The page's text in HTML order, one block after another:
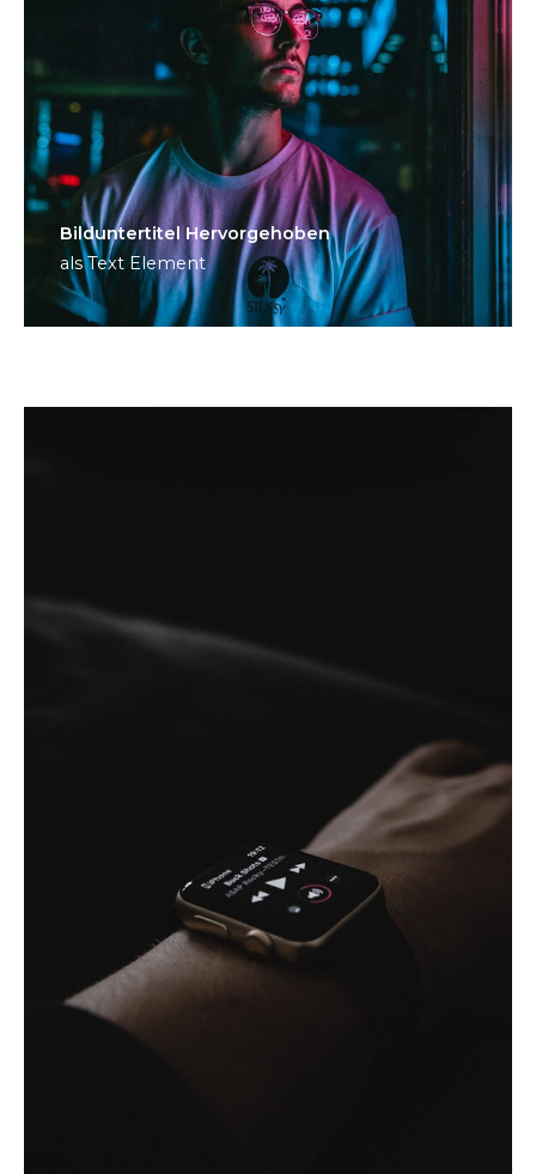
Bild­unter­titel Hervorgehoben
als Text Element